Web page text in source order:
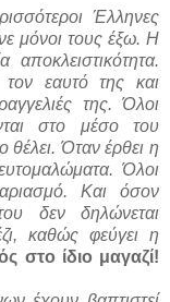
Έλληνες
μόνοι τους έξω. Η
τον εαυτό της και
της. Όλοι
στο μέσο του
θέλει. Όταν έρθει η
Όλοι
Και όσον
δεν δηλώνεται
καθώς φεύγει η
στο ίδιο μαγαζί!